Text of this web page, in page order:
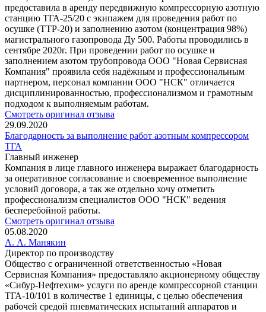
предоставила в аренду передвижную компрессорную азотную
станцию ТГА-25/20 с экипажем для проведения работ по
осушке (ТТР-20) и заполнению азотом (концентрация 98%)
магистрального газопровода Ду 500. Работы проводились в
сентябре 2020г. При проведении работ по осушке и
заполнением азотом трубопровода ООО "Новая Сервисная
Компания" проявила себя надёжным и профессиональным
партнером, персонал компании ООО "НСК" отличается
дисциплинированностью, профессионализмом и грамотным
подходом к выполняемым работам.
Смотреть оригинал отзыва
29.09.2020
Благодарность за выполнение работ азотным компрессором
ТГА
Главный инженер
Компания в лице главного инженера выражает благодарность
за оперативное согласование и своевременное выполнение
условий договора, а так же отдельно хочу отметить
профессионализм специалистов ООО "НСК" ведения
бесперебойной работы.
Смотреть оригинал отзыва
05.08.2020
А. А. Манякин
Директор по производству
Общество с ограниченной ответственностью «Новая
Сервисная Компания» предоставляло акционерному обществу
«Сибур-Нефтехим» услуги по аренде компрессорной станции
ТГА-10/101 в количестве 1 единицы, с целью обеспечения
рабочей средой пневматических испытаний аппаратов и